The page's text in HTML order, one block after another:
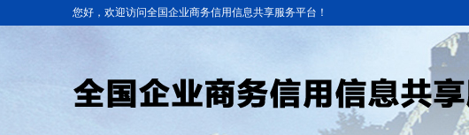
您好，欢迎访问全国企业商务信用信息共享服务平台！